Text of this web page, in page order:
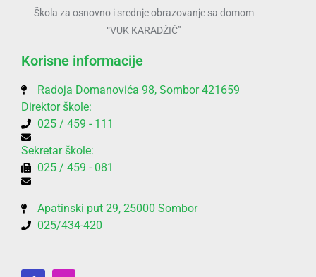
Škola za osnovno i srednje obrazovanje sa domom
“VUK KARADŽIĆ”
Korisne informacije
Radoja Domanovića 98, Sombor 421659
Direktor škole:
025 / 459 - 111
Sekretar škole:
025 / 459 - 081
Apatinski put 29, 25000 Sombor
025/434-420